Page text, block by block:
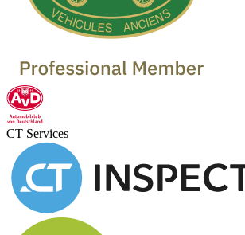
CT Services